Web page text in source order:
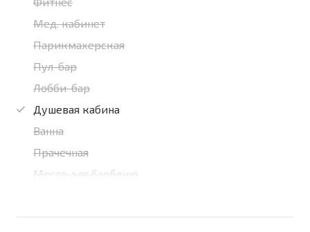
Мед. кабинет
Парикмахерская
Пул-бар
Лобби-бар
Душевая кабина
Ванна
Прачечная
Место для барбекю